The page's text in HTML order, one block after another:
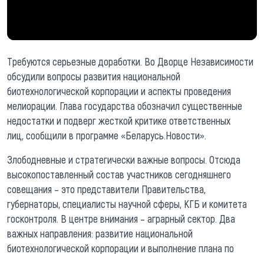
Требуются серьезные доработки. Во Дворце Независимости
обсудили вопросы развития национальной
биотехнологической корпорации и аспекты проведения
мелиорации. Глава государства обозначил существенные
недостатки и подверг жесткой критике ответственных
лиц, сообщили в программе «Беларусь.Новости».
Злободневные и стратегически важные вопросы. Отсюда
высокопоставленный состав участников сегодняшнего
совещания – это представители Правительства,
губернаторы, специалисты научной сферы, КГБ и комитета
госконтроля. В центре внимания – аграрный сектор. Два
важных направления: развитие национальной
биотехнологической корпорации и выполнение плана по